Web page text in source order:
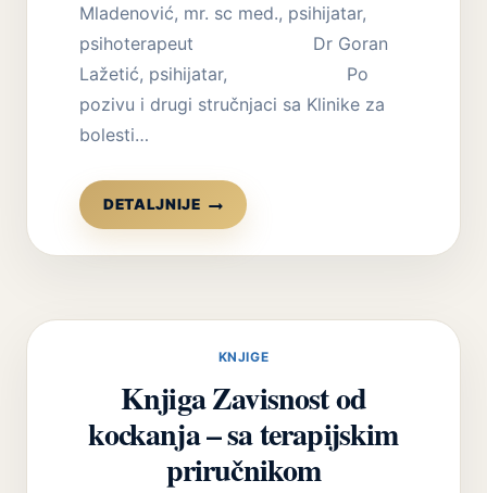
Mladenović, mr. sc med., psihijatar,
psihoterapeut Dr Goran
Lažetić, psihijatar, Po
pozivu i drugi stručnjaci sa Klinike za
bolesti…
DETALJNIJE
EDUKACIJA:
SISTEMSKA
2019/2020.
KNJIGE
Knjiga Zavisnost od
kockanja – sa terapijskim
priručnikom